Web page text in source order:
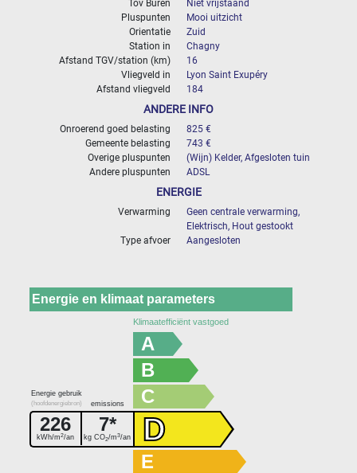
Tov Buren
Niet vrijstaand
Pluspunten
Mooi uitzicht
Orientatie
Zuid
Station in
Chagny
Afstand TGV/station (km)
16
Vliegveld in
Lyon Saint Exupéry
Afstand vliegveld
184
ANDERE INFO
Onroerend goed belasting
825 €
Gemeente belasting
743 €
Overige pluspunten
(Wijn) Kelder, Afgesloten tuin
Andere pluspunten
ADSL
ENERGIE
Verwarming
Geen centrale verwarming,
Elektrisch, Hout gestookt
Type afvoer
Aangesloten
Energie en klimaat parameters
Klimaatefficiënt vastgoed
A
B
C
D
Energie gebruik
(hoofdenergiebron) emissions
226
kWh/m2/an
7*
kg CO2/m3/an
E